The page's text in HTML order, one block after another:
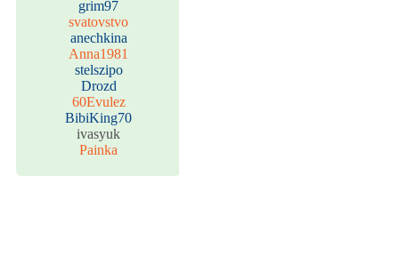
grim97
svatovstvo
anechkina
Anna1981
stelszipo
Drozd
60Evulez
BibiKing70
ivasyuk
Painka